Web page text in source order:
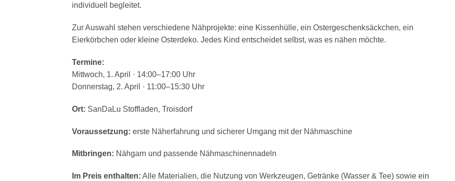
individuell begleitet.
Zur Auswahl stehen verschiedene Nähprojekte: eine Kissenhülle, ein Ostergeschenksäckchen, ein
Eierkörbchen oder kleine Osterdeko. Jedes Kind entscheidet selbst, was es nähen möchte.
Termine:
Mittwoch, 1. April · 14:00–17:00 Uhr
Donnerstag, 2. April · 11:00–15:30 Uhr
Ort: SanDaLu Stoffladen, Troisdorf
Voraussetzung: erste Näherfahrung und sicherer Umgang mit der Nähmaschine
Mitbringen: Nähgarn und passende Nähmaschinennadeln
Im Preis enthalten: Alle Materialien, die Nutzung von Werkzeugen, Getränke (Wasser & Tee) sowie ein